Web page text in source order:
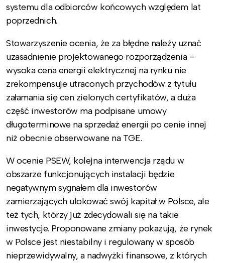
systemu dla odbiorców końcowych względem lat
poprzednich.
Stowarzyszenie ocenia, że za błędne należy uznać
uzasadnienie projektowanego rozporządzenia –
wysoka cena energii elektrycznej na rynku nie
zrekompensuje utraconych przychodów z tytułu
załamania się cen zielonych certyfikatów, a duża
część inwestorów ma podpisane umowy
długoterminowe na sprzedaż energii po cenie innej
niż obecnie obserwowane na TGE.
W ocenie PSEW, kolejna interwencja rządu w
obszarze funkcjonujących instalacji będzie
negatywnym sygnałem dla inwestorów
zamierzających ulokować swój kapitał w Polsce, ale
też tych, którzy już zdecydowali się na takie
inwestycje. Proponowane zmiany pokazują, że rynek
w Polsce jest niestabilny i regulowany w sposób
nieprzewidywalny, a nadwyżki finansowe, z których